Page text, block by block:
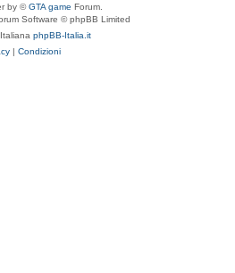
by ©GTA game Forum.
Software © phpBB Limited
phpBB-Italia.it
| Condizioni